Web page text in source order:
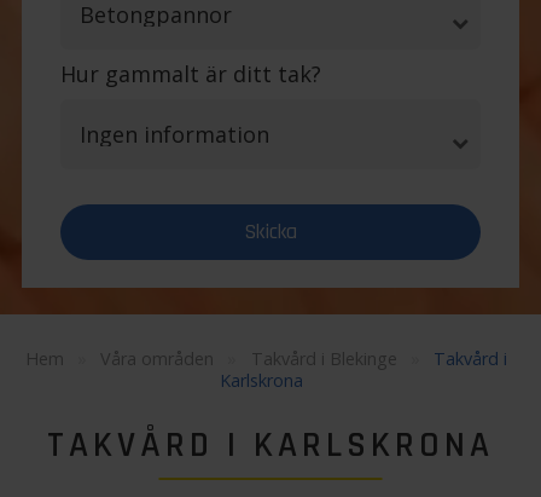
Hur gammalt är ditt tak?
Hem Våra områden Takvård i Blekinge
Takvård i
Karlskrona
TAKVÅRD I KARLSKRONA